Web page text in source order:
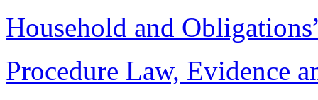
Household and
Procedure Law, Evidence